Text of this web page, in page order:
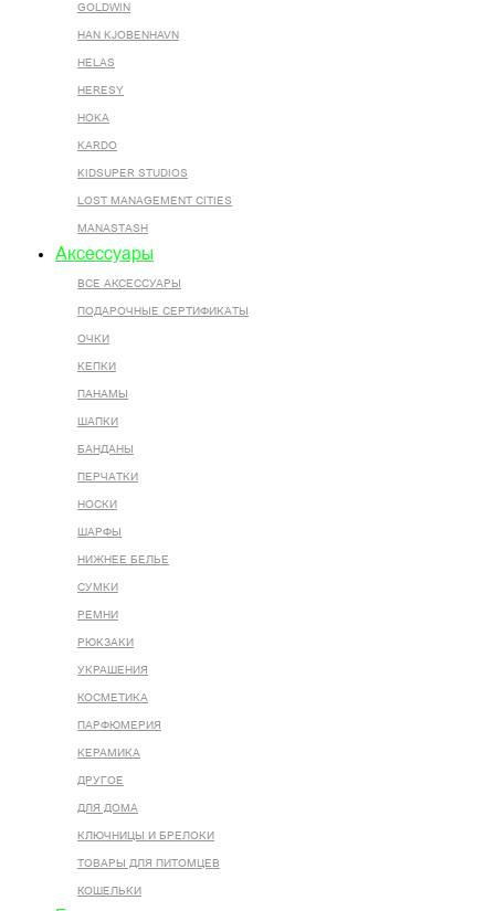
GOLDWIN
HAN KJOBENHAVN
HELAS
HERESY
HOKA
KARDO
KIDSUPER STUDIOS
LOST MANAGEMENT CITIES
MANASTASH
Аксессуары
ВСЕ AКСЕССУАРЫ
ПОДАРОЧНЫЕ СЕРТИФИКАТЫ
ОЧКИ
КЕПКИ
ПАНАМЫ
ШАПКИ
БАНДАНЫ
ПЕРЧАТКИ
НОСКИ
ШАРФЫ
НИЖНЕЕ БЕЛЬЕ
СУМКИ
РЕМНИ
РЮКЗАКИ
УКРАШЕНИЯ
КОСМЕТИКА
ПАРФЮМЕРИЯ
КЕРАМИКА
ДРУГОЕ
ДЛЯ ДОМА
КЛЮЧНИЦЫ И БРЕЛОКИ
ТОВАРЫ ДЛЯ ПИТОМЦЕВ
КОШЕЛЬКИ